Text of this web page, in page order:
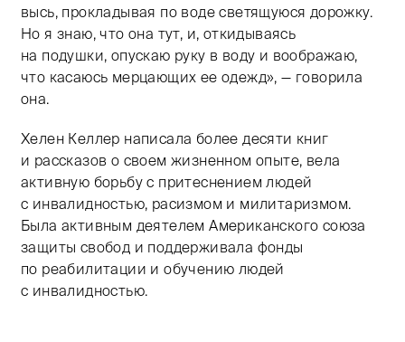
высь, прокладывая по воде светящуюся дорожку.
Но я знаю, что она тут, и, откидываясь
на подушки, опускаю руку в воду и воображаю,
что касаюсь мерцающих ее одежд», — говорила
она.
Хелен Келлер написала более десяти книг
и рассказов о своем жизненном опыте, вела
активную борьбу с притеснением людей
с инвалидностью, расизмом и милитаризмом.
Была активным деятелем Американского союза
защиты свобод и поддерживала фонды
по реабилитации и обучению людей
с инвалидностью.